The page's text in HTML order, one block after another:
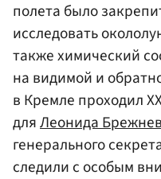
полета было
исследовать
также химический
на видимой и
в Кремле проходил
дляЛеонида
генерального
следили с особым